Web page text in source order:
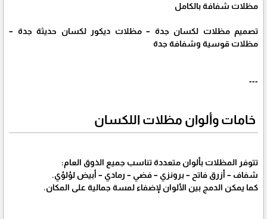
مظلات شفافة بالكامل
تصميم مظلات لكسان جدة – مظلات ديكور لكسان حديثة جدة –
مظلات قوسية وشفافة جدة
---
خامات وألوان مظلات اللكسان
تتوفر المظلات بألوان متعددة تناسب جميع الذوق العام:
شفاف – أزرق فاتح – برونزي – فضي – رمادي – أبيض لؤلؤي.
كما يمكن الدمج بين الألوان لإضفاء لمسة جمالية على المكان.